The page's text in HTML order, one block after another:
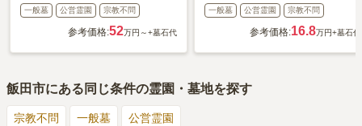
一般墓 公営霊園 宗教不問
参考価格:52万円～+墓石代
一般墓 公営霊園 宗教不問
参考価格:16.8万円+墓石代
飯田市にある同じ条件の霊園・墓地を探す
宗教不問 一般墓 公営霊園